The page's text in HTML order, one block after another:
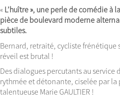
« L’huître », une perle de comédie à
pièce de boulevard moderne
subtiles.
Bernard, retraité, cycliste frénétique
réveil est brutal !
Des dialogues percutants au service
rythmée et détonante, ciselée par la
talentueuse Marie GAULTIER !